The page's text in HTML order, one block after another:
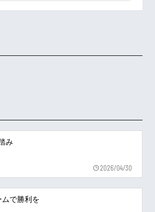
み
2026/04/30
で勝利を